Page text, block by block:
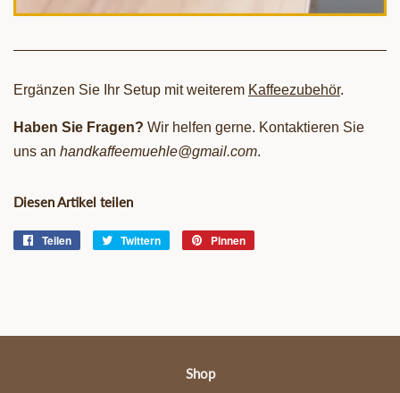
Ergänzen Sie Ihr Setup mit weiterem Kaffeezubehör.
Haben Sie Fragen? Wir helfen gerne. Kontaktieren Sie
uns an handkaffeemuehle@gmail.com.
Diesen Artikel teilen
Teilen Twittern Pinnen
Shop